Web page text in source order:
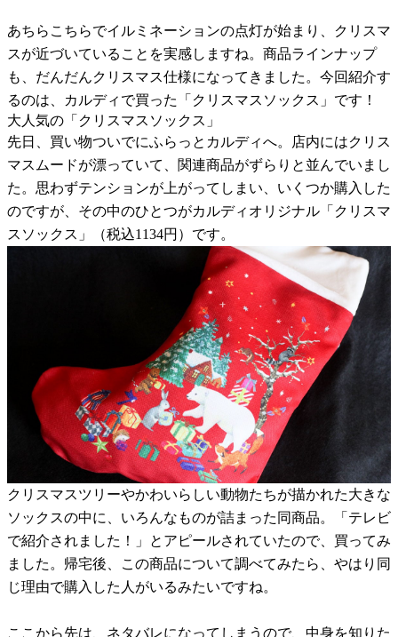
あちらこちらでイルミネーションの点灯が始まり、クリスマ
スが近づいていることを実感しますね。商品ラインナップ
も、だんだんクリスマス仕様になってきました。今回紹介す
るのは、カルディで買った「クリスマスソックス」です！
大人気の「クリスマスソックス」
先日、買い物ついでにふらっとカルディへ。店内にはクリス
マスムードが漂っていて、関連商品がずらりと並んでいまし
た。思わずテンションが上がってしまい、いくつか購入した
のですが、その中のひとつがカルディオリジナル「クリスマ
スソックス」（税込1134円）です。
クリスマスツリーやかわいらしい動物たちが描かれた大きな
ソックスの中に、いろんなものが詰まった同商品。「テレビ
で紹介されました！」とアピールされていたので、買ってみ
ました。帰宅後、この商品について調べてみたら、やはり同
じ理由で購入した人がいるみたいですね。
ここから先は、ネタバレになってしまうので、中身を知りた